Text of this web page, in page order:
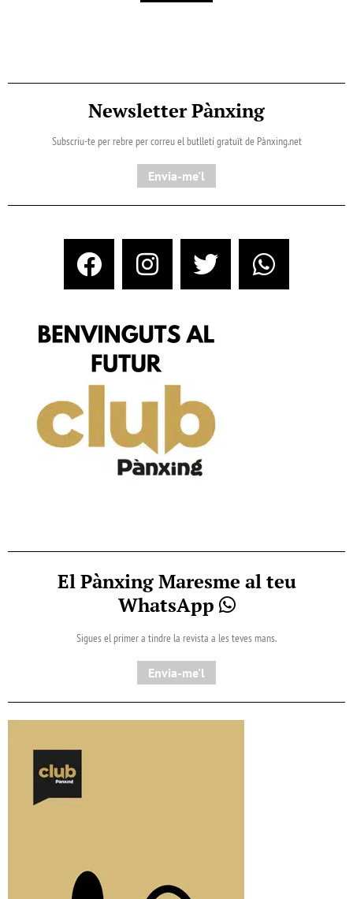
Newsletter Pànxing
Subscriu-te per rebre per correu el butlletí gratuït de Pànxing.net​
Envia-me'l
El Pànxing Maresme al teu
WhatsApp
Sigues el primer a tindre la revista a les teves mans.
Envia-me'l